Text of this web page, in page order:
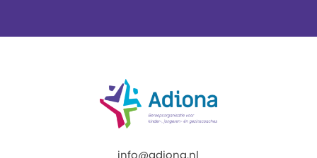
info@adiona.nl